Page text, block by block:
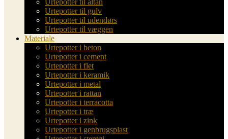
Urtepotter til altan
Urtepotter til gulv
Urtepotter til udendørs
Urtepotter til væggen
Materiale
Urtepotter i beton
Urtepotter i cement
Urtepotter i flet
Urtepotter i keramik
Urtepotter i metal
Urtepotter i rattan
Urtepotter i terracotta
Urtepotter i træ
Urtepotter i zink
Urtepotter i genbrugsplast